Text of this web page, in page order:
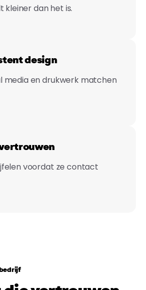
kleiner dan het is.
design
media en drukwerk matchen
voordat ze contact